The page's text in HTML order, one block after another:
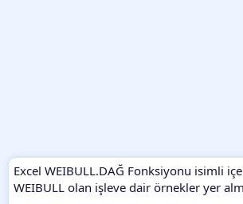
Excel WEIBULL.DAĞ Fonksiyonu isimli
WEIBULL olan işleve dair örnekler yer